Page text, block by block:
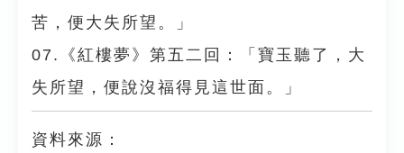
苦，便大失所望。」
07.《紅樓夢》第五二回：「寶玉聽了，大
失所望，便說沒福得見這世面。」
資料來源：